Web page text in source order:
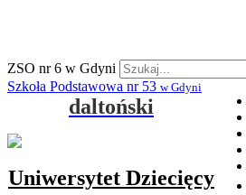
ZSO nr 6 w Gdyni
Szkoła Podstawowa nr 53 w Gdyni
daltoński
Uniwersytet Dziecięcy